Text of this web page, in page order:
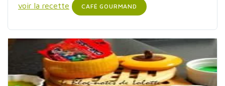
voir la recette CAFÉ GOURMAND